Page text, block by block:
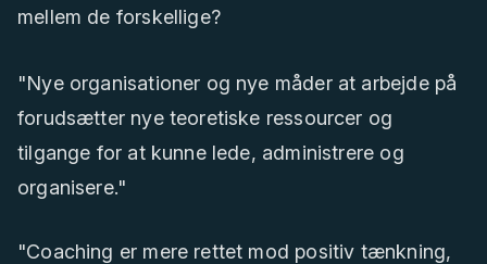
mellem de forskellige?
"Nye organisationer og nye måder at arbejde på
forudsætter nye teoretiske ressourcer og
tilgange for at kunne lede, administrere og
organisere."
"Coaching er mere rettet mod positiv tænkning,